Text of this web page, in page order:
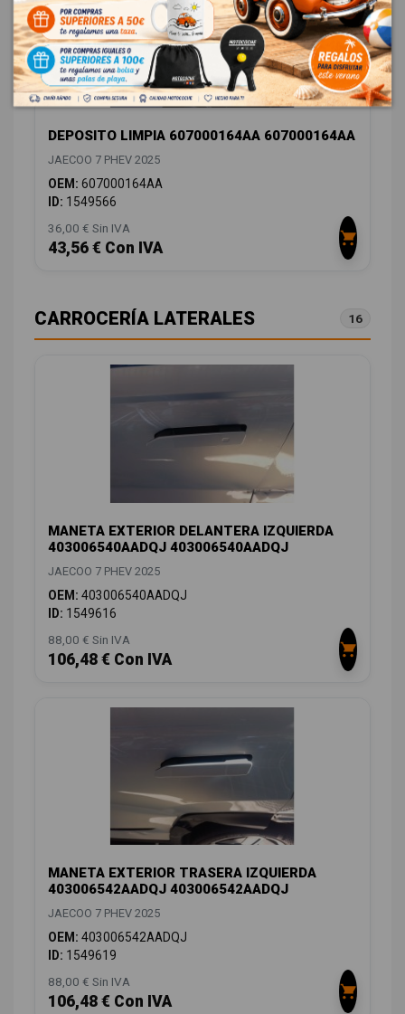
DEPOSITO LIMPIA 607000164AA 607000164AA
JAECOO 7 PHEV 2025
OEM: 607000164AA
ID: 1549566
36,00 € Sin IVA
43,56 € Con IVA
CARROCERÍA LATERALES 16
MANETA EXTERIOR DELANTERA IZQUIERDA
403006540AADQJ 403006540AADQJ
JAECOO 7 PHEV 2025
OEM: 403006540AADQJ
ID: 1549616
88,00 € Sin IVA
106,48 € Con IVA
MANETA EXTERIOR TRASERA IZQUIERDA
403006542AADQJ 403006542AADQJ
JAECOO 7 PHEV 2025
OEM: 403006542AADQJ
ID: 1549619
88,00 € Sin IVA
106,48 € Con IVA